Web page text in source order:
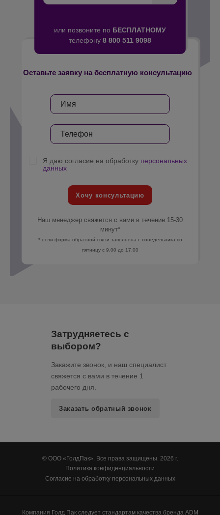
или позвоните по БЕСПЛАТНОМУ
телефону 8 800 511 9098
Оставьте заявку на бесплатную консультацию
Я даю согласие на обработку персональных
данных
Хочу консультацию
Наш менеджер свяжется с вами в течение 15-30
минут*
* если форма обратной связи заполнена с понедельника по
пятницу с 9.00 до 17.00
Затрудняетесь с
выбором?
Закажите звонок, и наш специалист
свяжется с вами в течение 1
рабочего дня.
Заказать обратный звонок
© ООО «ГолдПак». Все права защищены. 2026 г.
Политика конфиденциальности
Согласие на обработку персональных данных
Компания Голд Пак следует стандартам качества бренда ADM